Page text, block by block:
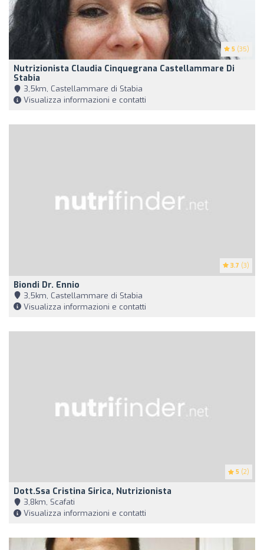
5 (35)
Nutrizionista Claudia Cinquegrana Castellammare Di
Stabia
3,5km, Castellammare di Stabia
Visualizza informazioni e contatti
3.7 (3)
Biondi Dr. Ennio
3,5km, Castellammare di Stabia
Visualizza informazioni e contatti
5 (2)
Dott.ssa Cristina Sirica, Nutrizionista
3,8km, Scafati
Visualizza informazioni e contatti